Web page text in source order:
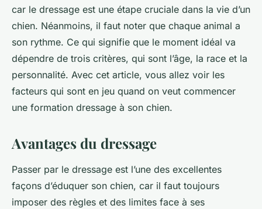
car le dressage est une étape cruciale dans la vie d’un
chien. Néanmoins, il faut noter que chaque animal a
son rythme. Ce qui signifie que le moment idéal va
dépendre de trois critères, qui sont l’âge, la race et la
personnalité. Avec cet article, vous allez voir les
facteurs qui sont en jeu quand on veut commencer
une formation dressage à son chien.
Avantages du dressage
Passer par le dressage est l’une des excellentes
façons d’éduquer son chien, car il faut toujours
imposer des règles et des limites face à ses